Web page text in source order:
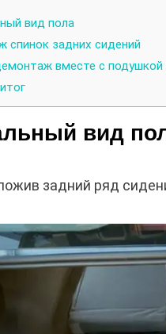
вид пола
спинок задних сидений
вместе с подушкой
вид
задний ряд